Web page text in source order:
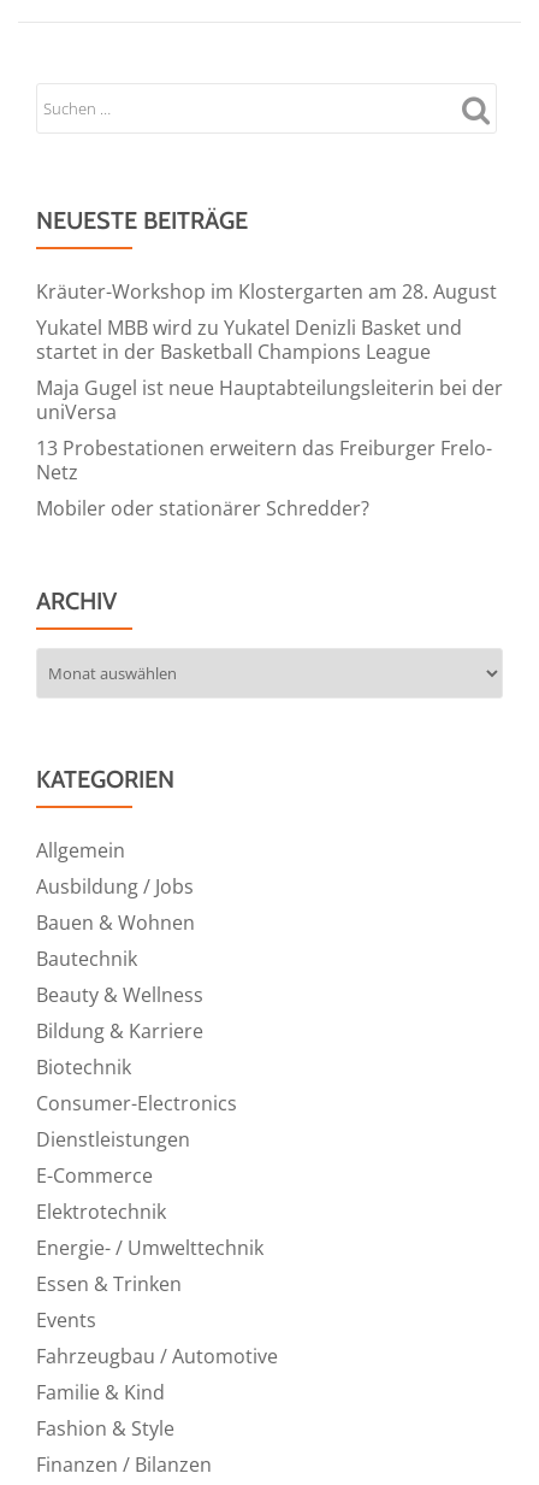
NEUESTE BEITRÄGE
Kräuter-Workshop im Klostergarten am 28. August
Yukatel MBB wird zu Yukatel Denizli Basket und
startet in der Basketball Champions League
Maja Gugel ist neue Hauptabteilungsleiterin bei der
uniVersa
13 Probestationen erweitern das Freiburger Frelo-
Netz
Mobiler oder stationärer Schredder?
ARCHIV
KATEGORIEN
Allgemein
Ausbildung / Jobs
Bauen & Wohnen
Bautechnik
Beauty & Wellness
Bildung & Karriere
Biotechnik
Consumer-Electronics
Dienstleistungen
E-Commerce
Elektrotechnik
Energie- / Umwelttechnik
Essen & Trinken
Events
Fahrzeugbau / Automotive
Familie & Kind
Fashion & Style
Finanzen / Bilanzen